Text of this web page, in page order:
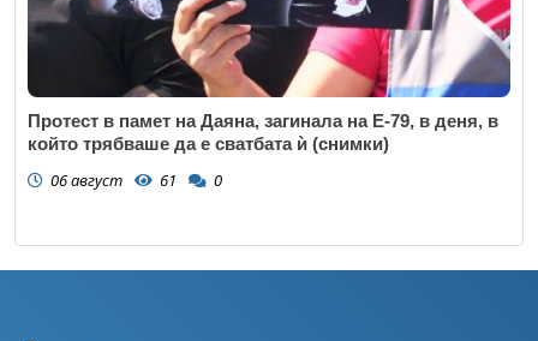
Протест в памет на Даяна, загинала на Е-79, в деня, в
който трябваше да е сватбата ѝ (снимки)
06 август 61 0